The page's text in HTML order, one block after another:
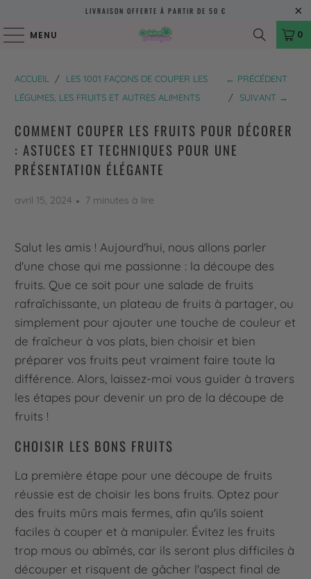
LIVRAISON OFFERTE À PARTIR DE 50 €
MENU 0
ACCUEIL /
LES 1001 FAÇONS DE COUPER LES
LÉGUMES, LES FRUITS ET AUTRES ALIMENTS
← PRÉCÉDENT
/ SUIVANT →
COMMENT COUPER LES FRUITS POUR DÉCORER
: ASTUCES ET TECHNIQUES POUR UNE
PRÉSENTATION ÉLÉGANTE
avril 15, 2024 7 minutes à lire
Salut les amis ! Aujourd'hui, nous allons parler
d'une chose qui me passionne : la découpe des
fruits. Que ce soit pour une salade de fruits
rafraîchissante, un plateau de fruits à partager, ou
simplement pour ajouter une touche de couleur et
de fraîcheur à vos plats, bien choisir et bien
préparer vos fruits peut vraiment faire toute la
différence. Alors, laissez-moi vous guider à travers
les étapes pour devenir un pro de la découpe de
fruits !
CHOISIR LES BONS FRUITS
La première étape pour une découpe de fruits
réussie est de choisir les bons fruits. Optez pour
des fruits mûrs mais fermes, afin qu'ils soient
faciles à couper et à manipuler. Évitez les fruits
trop mous ou abîmés, car ils seront plus difficiles à
découper et risquent de gâcher l'aspect final de